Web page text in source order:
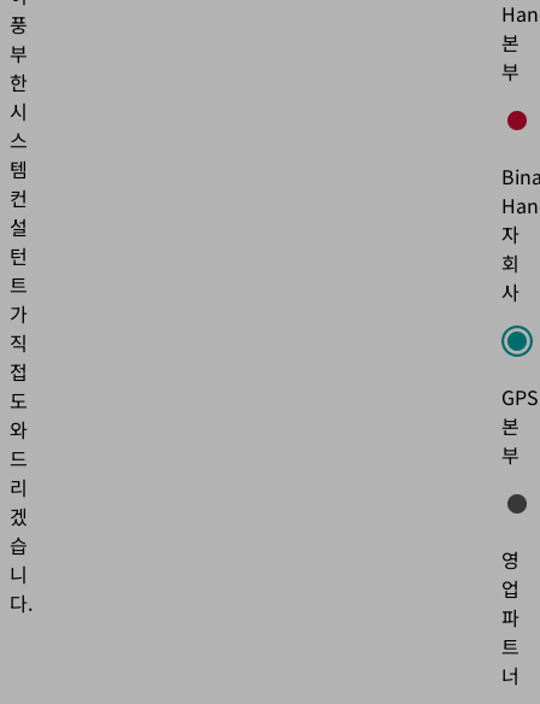
풍
부
한
시
스
템
컨
설
턴
트
가
직
접
도
와
드
리
겠
습
니
다.
니
다.
본
텐
츠
보
려
면
세
부
보
를
검
토
하
고
비
에
동
의
하
시
기
본
부
자
회
사
GPS
본
부
영
업
파
트
너